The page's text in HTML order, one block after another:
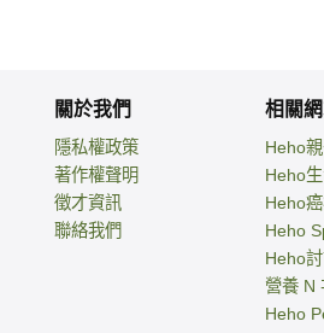
關於我們
隱私權政策
著作權聲明
徵才資訊
聯絡我們
相關
Heho
Heho
Heho
Heho
Heho
營養 N
Heho